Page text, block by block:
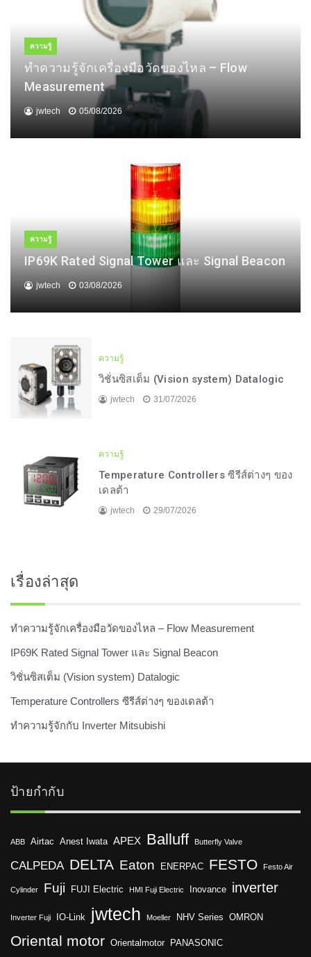
ความรู้
ทำความรู้จักเครื่องมือวัดของไหล – Flow
Measurement
jwtech 05/08/2026
ความรู้
IP69K Rated Signal Tower และ Signal Beacon
jwtech 03/08/2026
ความรู้
วิชั่นซิสเต็ม (Vision system) Datalogic
jwtech 31/07/2026
ความรู้
Temperature Controllers ซีรีส์ต่างๆ ของ
เดลต้า
jwtech 29/07/2026
เรื่องล่าสุด
ทำความรู้จักเครื่องมือวัดของไหล – Flow Measurement
IP69K Rated Signal Tower และ Signal Beacon
วิชั่นซิสเต็ม (Vision system) Datalogic
Temperature Controllers ซีรีส์ต่างๆ ของเดลต้า
ทำความรู้จักกับ Inverter Mitsubishi
ป้ายกำกับ
ABB Airtac Anest Iwata APEX Balluff Butterfly Valve
CALPEDA DELTA Eaton ENERPAC FESTO Festo Air
Cylinder Fuji FUJI Electric HMI Fuji Electric Inovance inverter
Inverter Fuji IO-Link jwtech Moeller NHV Series OMRON
Oriental motor Orientalmotor PANASONIC